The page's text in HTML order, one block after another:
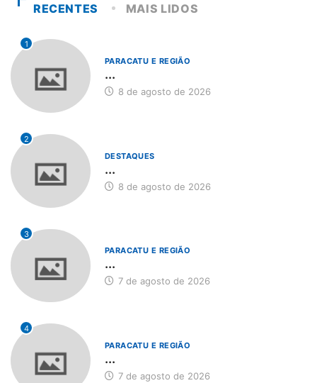
RECENTES MAIS LIDOS
1
PARACATU E REGIÃO
...
8 de agosto de 2026
2
DESTAQUES
...
8 de agosto de 2026
3
PARACATU E REGIÃO
...
7 de agosto de 2026
4
PARACATU E REGIÃO
...
7 de agosto de 2026